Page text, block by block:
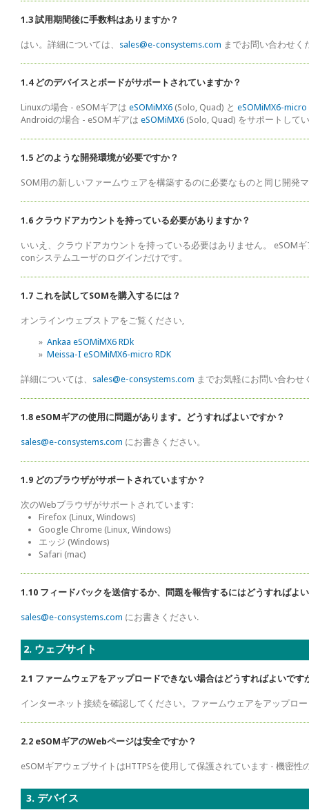
1.3 試用期間後に手数料はありますか？
はい。詳細については、 sales@e-consystems.com までお問い合わせく
1.4 どのデバイスとボードがサポートされていますか？
Linuxの場合 - eSOMギアは eSOMiMX6 (Solo, Quad) と eSOMiMX6-micro
Androidの場合 - eSOMギアは eSOMiMX6 (Solo, Quad) をサポートして
1.5 どのような開発環境が必要ですか？
SOM用の新しいファームウェアを構築するのに必要なものと同じ開発
1.6 クラウドアカウントを持っている必要がありますか？
いいえ、クラウドアカウントを持っている必要はありません。 eSOM
conシステムユーザのログインだけです。
1.7 これを試してSOMを購入するには？
オンラインウェブストアをご覧ください,
» Ankaa eSOMiMX6 RDk
» Meissa-I eSOMiMX6-micro RDK
詳細については、 sales@e-consystems.com までお気軽にお問い合わせ
1.8 eSOMギアの使用に問題があります。どうすればよいですか？
sales@e-consystems.com にお書きください。
1.9 どのブラウザがサポートされていますか？
次のWebブラウザがサポートされています:
Firefox (Linux, Windows)
Google Chrome (Linux, Windows)
エッジ (Windows)
Safari (mac)
1.10 フィードバックを送信するか、問題を報告するにはどうすればよ
sales@e-consystems.com にお書きください.
2. ウェブサイト
2.1 ファームウェアをアップロードできない場合はどうすればよいです
インターネット接続を確認してください。ファームウェアをアップロ
2.2 eSOMギアのWebページは安全ですか？
eSOMギアウェブサイトはHTTPSを使用して保護されています - 機密
3. デバイス